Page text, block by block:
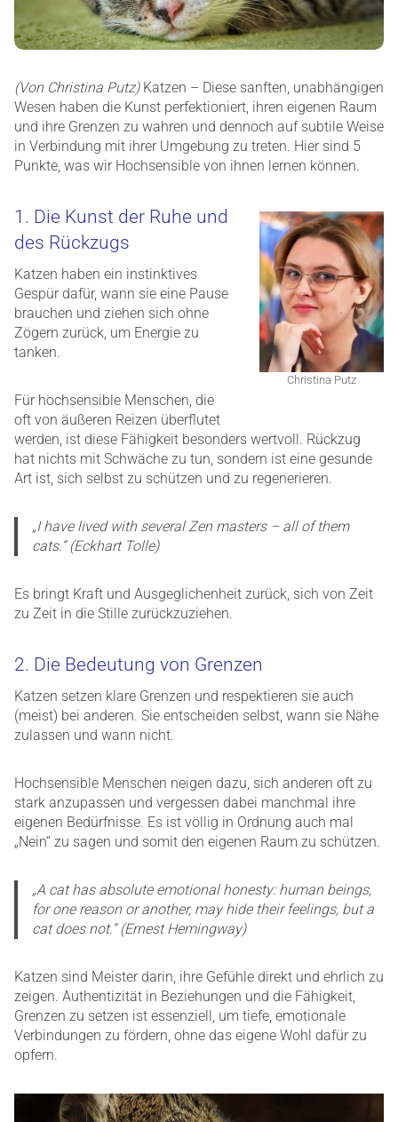
(Von Christina Putz)Katzen – Diese sanften, unabhängigen
Wesen haben die Kunst perfektioniert, ihren eigenen Raum
und ihre Grenzen zu wahren und dennoch auf subtile Weise
in Verbindung mit ihrer Umgebung zu treten. Hier sind 5
Punkte, was wir Hochsensible von ihnen lernen können.
Christina Putz
1. Die Kunst der Ruhe und
des Rückzugs
Katzen haben ein instinktives
Gespür dafür, wann sie eine Pause
brauchen und ziehen sich ohne
Zögern zurück, um Energie zu
tanken.
Für hochsensible Menschen, die
oft von äußeren Reizen überflutet
werden, ist diese Fähigkeit besonders wertvoll. Rückzug
hat nichts mit Schwäche zu tun, sondern ist eine gesunde
Art ist, sich selbst zu schützen und zu regenerieren.
„I have lived with several Zen masters – all of them
cats.“ (Eckhart Tolle)
Es bringt Kraft und Ausgeglichenheit zurück, sich von Zeit
zu Zeit in die Stille zurückzuziehen.
2. Die Bedeutung von Grenzen
Katzen setzen klare Grenzen und respektieren sie auch
(meist) bei anderen. Sie entscheiden selbst, wann sie Nähe
zulassen und wann nicht.
Hochsensible Menschen neigen dazu, sich anderen oft zu
stark anzupassen und vergessen dabei manchmal ihre
eigenen Bedürfnisse. Es ist völlig in Ordnung auch mal
„Nein“ zu sagen und somit den eigenen Raum zu schützen.
„A cat has absolute emotional honesty: human beings,
for one reason or another, may hide their feelings, but a
cat does not.“ (Ernest Hemingway)
Katzen sind Meister darin, ihre Gefühle direkt und ehrlich zu
zeigen. Authentizität in Beziehungen und die Fähigkeit,
Grenzen zu setzen ist essenziell, um tiefe, emotionale
Verbindungen zu fördern, ohne das eigene Wohl dafür zu
opfern.